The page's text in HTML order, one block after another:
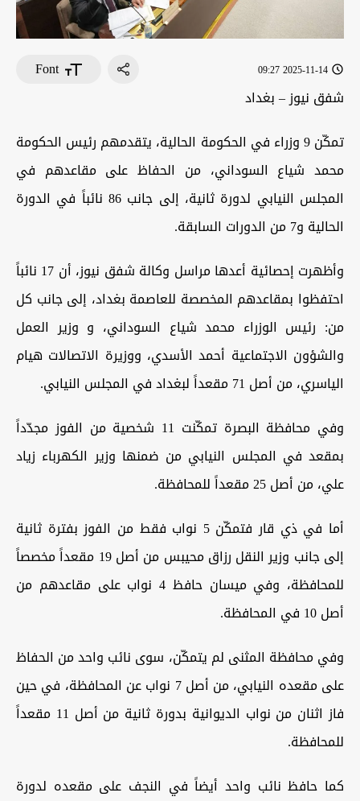
2025-11-14 09:27
Font
شفق نيوز – بغداد
تمكّن 9 وزراء في الحكومة الحالية، يتقدمهم رئيس الحكومة
محمد شياع السوداني، من الحفاظ على مقاعدهم في
المجلس النيابي لدورة ثانية، إلى جانب 86 نائباً في الدورة
الحالية و7 من الدورات السابقة
.
وأظهرت إحصائية أعدها مراسل وكالة شفق نيوز، أن 17 نائباً
احتفظوا بمقاعدهم المخصصة للعاصمة بغداد، إلى جانب كل
من: رئيس الوزراء محمد شياع السوداني، و وزير العمل
والشؤون الاجتماعية أحمد الأسدي، ووزيرة الاتصالات هيام
الياسري، من أصل 71 مقعداً لبغداد في المجلس النيابي
.
وفي محافظة البصرة تمكّنت 11 شخصية من الفوز مجدّداً
بمقعد في المجلس النيابي من ضمنها وزير الكهرباء زياد
علي، من أصل 25 مقعداً للمحافظة
.
أما في ذي قار فتمكّن 5 نواب فقط من الفوز بفترة ثانية
إلى جانب وزير النقل رزاق محيبس من أصل 19 مقعداً مخصصاً
للمحافظة، وفي ميسان حافظ 4 نواب على مقاعدهم من
أصل 10 في المحافظة
.
وفي محافظة المثنى لم يتمكّن، سوى نائب واحد من الحفاظ
على مقعده النيابي، من أصل 7 نواب عن المحافظة، في حين
فاز اثنان من نواب الديوانية بدورة ثانية من أصل 11 مقعداً
للمحافظة.
كما حافظ نائب واحد أيضاً في النجف على مقعده لدورة